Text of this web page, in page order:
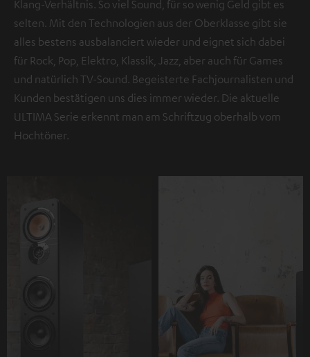
Klang-Verhältnis. So viel Sound, für so wenig Geld gibt es
selten. Mit den Technologien aus der Oberklasse gibt sie
alles bestens ausbalanciert wieder und eignet sich dabei
für Rock, Pop, Elektro, Klassik, Jazz, aber auch für Games
und natürlich TV-Sound. Begeisterte Fachjournalisten und
Kunden bestätigen uns dies immer wieder. Die aktuelle
ULTIMA Serie erkennt man am Schriftzug oberhalb vom
Hochtöner.